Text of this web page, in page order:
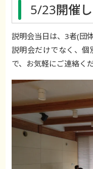
5/23開催
説明会当日は、3者(団
説明会だけでなく、
で、お気軽にご連絡く